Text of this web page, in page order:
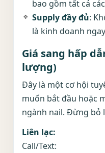
bao gồm tất cả
Supply đầy đủ:
là kinh doanh
Giá sang hấp
lượng)
Đây là một cơ hội
muốn bắt đầu hoặc
ngành nail. Đừng bỏ
Liên lạc:
Call/Text: